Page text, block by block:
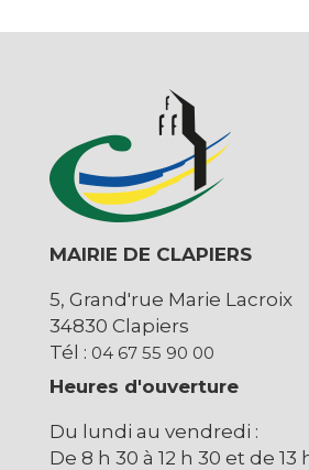
MAIRIE DE CLAPIERS
5, Grand'rue Marie Lacroix
34830 Clapiers
Tél : 04 67 55 90 00
Heures d'ouverture
Du lundi au vendredi :
De 8 h 30 à 12 h 30 et de 13